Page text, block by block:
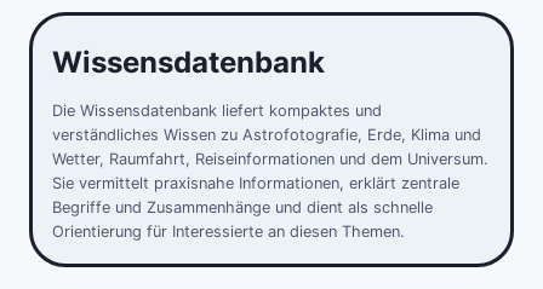
Wissensdatenbank
Die Wissensdatenbank liefert kompaktes und
verständliches Wissen zu Astrofotografie, Erde, Klima und
Wetter, Raumfahrt, Reiseinformationen und dem Universum.
Sie vermittelt praxisnahe Informationen, erklärt zentrale
Begriffe und Zusammenhänge und dient als schnelle
Orientierung für Interessierte an diesen Themen.